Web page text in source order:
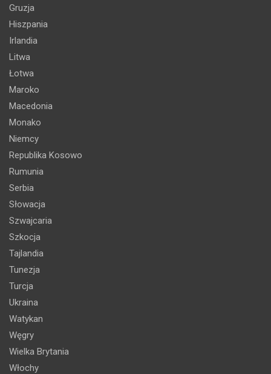
Gruzja
Hiszpania
Irlandia
Litwa
Łotwa
Maroko
Macedonia
Monako
Niemcy
Republika Kosowo
Rumunia
Serbia
Słowacja
Szwajcaria
Szkocja
Tajlandia
Tunezja
Turcja
Ukraina
Watykan
Węgry
Wielka Brytania
Włochy